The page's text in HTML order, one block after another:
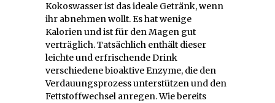
Kokoswasser ist das ideale Getränk, wenn
ihr abnehmen wollt. Es hat wenige
Kalorien und ist für den Magen gut
verträglich. Tatsächlich enthält dieser
leichte und erfrischende Drink
verschiedene bioaktive Enzyme, die den
Verdauungsprozess unterstützen und den
Fettstoffwechsel anregen. Wie bereits